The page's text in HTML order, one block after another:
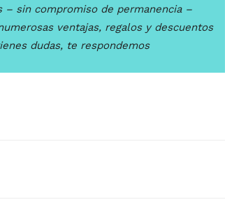
– sin compromiso de permanencia –
ventajas, regalos y descuentos
dudas, te respondemos